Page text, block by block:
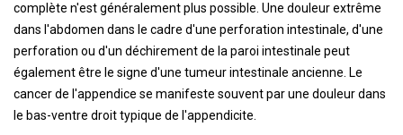
complète n'est généralement plus possible. Une douleur extrême
dans l'abdomen dans le cadre d'une perforation intestinale, d'une
perforation ou d'un déchirement de la paroi intestinale peut
également être le signe d'une tumeur intestinale ancienne. Le
cancer de l'appendice se manifeste souvent par une douleur dans
le bas-ventre droit typique de l'appendicite.